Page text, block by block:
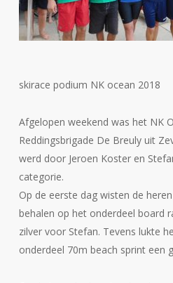
skirace podium NK ocean 2018
Afgelopen weekend was het NK
Reddingsbrigade De Breuly uit
werd door Jeroen Koster en
categorie.
Op de eerste dag wisten de
behalen op het onderdeel board
zilver voor Stefan. Tevens lukte
onderdeel 70m beach sprint een